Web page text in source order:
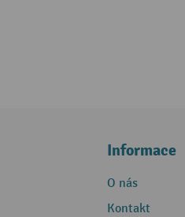
Informace
O nás
Kontakt